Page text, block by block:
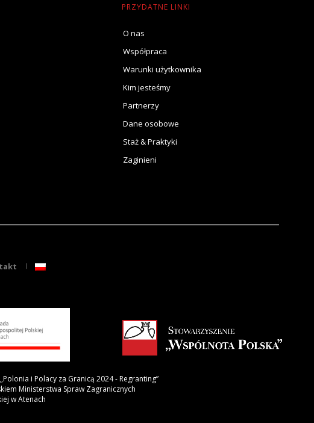
PRZYDATNE LINKI
O nas
Współpraca
Warunki użytkownika
Kim jesteśmy
Partnerzy
Dane osobowe
Staż & Praktyki
Zaginieni
i Polacy za Granicą 2024 - Regranting”
Ministerstwa Spraw Zagranicznych
w Atenach